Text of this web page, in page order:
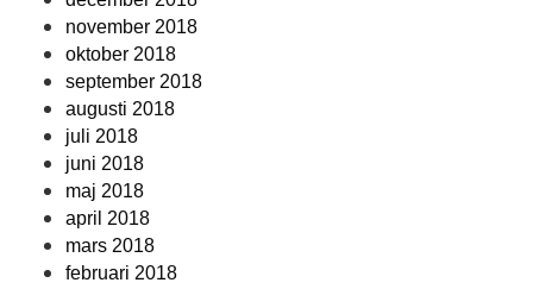
november 2018
oktober 2018
september 2018
augusti 2018
juli 2018
juni 2018
maj 2018
april 2018
mars 2018
februari 2018